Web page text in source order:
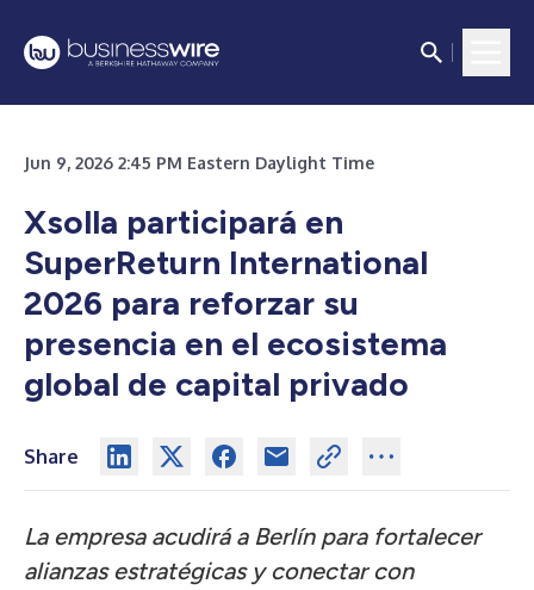
Jun 9, 2026 2:45 PM Eastern Daylight Time
Xsolla participará en
SuperReturn International
2026 para reforzar su
presencia en el ecosistema
global de capital privado
Share
La empresa acudirá a Berlín para fortalecer
alianzas estratégicas y conectar con